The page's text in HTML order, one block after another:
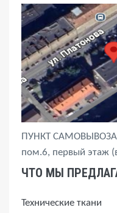
ПУНКТ САМОВЫВОЗА:
пом.6, первый этаж
ЧТО МЫ
Технические ткани